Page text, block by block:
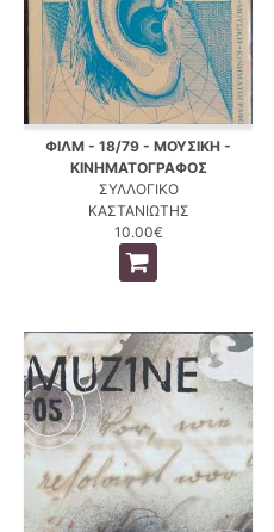
ΦΙΛΜ - 18/79 - ΜΟΥΣΙΚΗ -
ΚΙΝΗΜΑΤΟΓΡΑΦΟΣ
ΣΥΛΛΟΓΙΚΟ
ΚΑΣΤΑΝΙΩΤΗΣ
10.00€